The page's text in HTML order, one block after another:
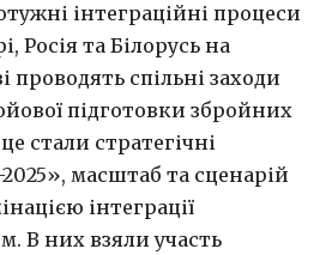
інтеграційні процеси
Росія та Білорусь на
проводять спільні заходи
підготовки збройних
стали стратегічні
масштаб та сценарій
інтеграції
В них взяли участь